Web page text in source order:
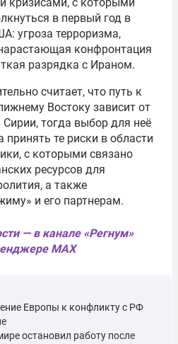
в первый год в
угроза терроризма,
конфронтация
разрядка с Ираном.
считает, что путь к
Востоку зависит от
тогда выбор для неё
те риски в области
с которыми связано
ресурсов для
а также
и его партнерам.
— в канале «Регнум»
MAX
Европы к конфликту с РФ
остановил работу после